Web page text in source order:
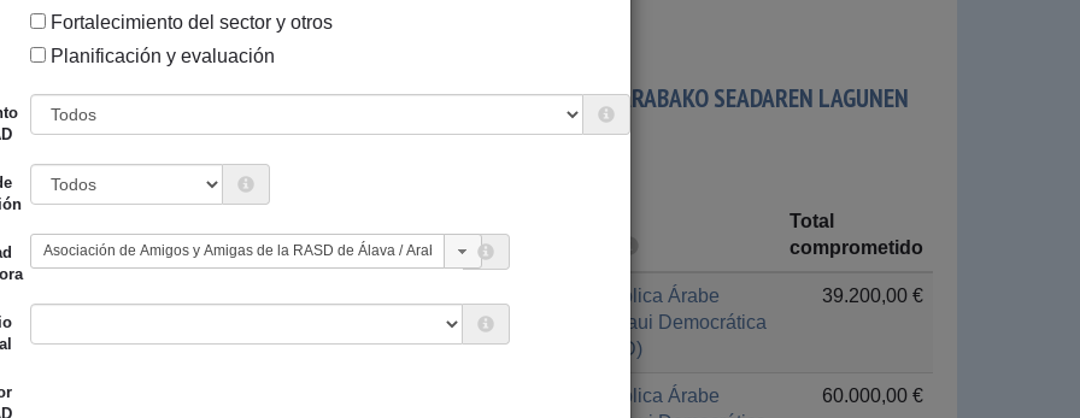
Sigue explorando
Fortalecimiento del sector y otros
Planificación y evaluación
ES ASOCIACIÓN DE AMIGOS Y AMIGAS DE LA RASD DE ÁLAVA / ARABAKO SEADAREN LAGUNEN
ELKARTEA .
164 PROYECTOS
financiadora
inicio
Total
comprometido
República Árabe
Saharaui Democrática
(RASD)
39.200,00 €
Foral de Álava
República Árabe
60.000,00 €